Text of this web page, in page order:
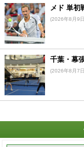
メド 単初
(2026年8月9
千葉・幕
(2026年8月7